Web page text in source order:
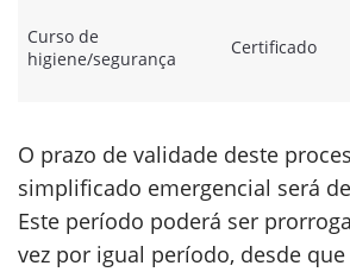
Curso de
higiene/segurança
Certificado
O prazo de validade deste
simplificado emergencial será
Este período poderá ser
vez por igual período, desde